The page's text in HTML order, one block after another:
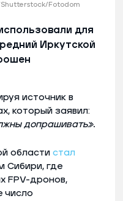
Shutterstock/Fotodom
для
Иркутской
источник в
который заявил:
допрашивать».
области стал
Сибири, где
FPV-дронов,
число